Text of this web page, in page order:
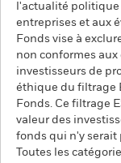
l'actualité
entreprises et aux
Fonds vise à
non conformes aux
investisseurs de
éthique du filtrage
Fonds. Ce filtrage
valeur des
fonds qui n'y serait
Toutes les